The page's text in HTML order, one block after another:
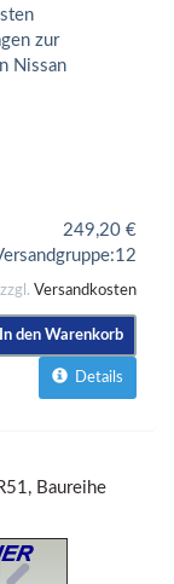
zur
Nissan
249,20 €
12
Versandkosten
In den Warenkorb
Details
Baureihe